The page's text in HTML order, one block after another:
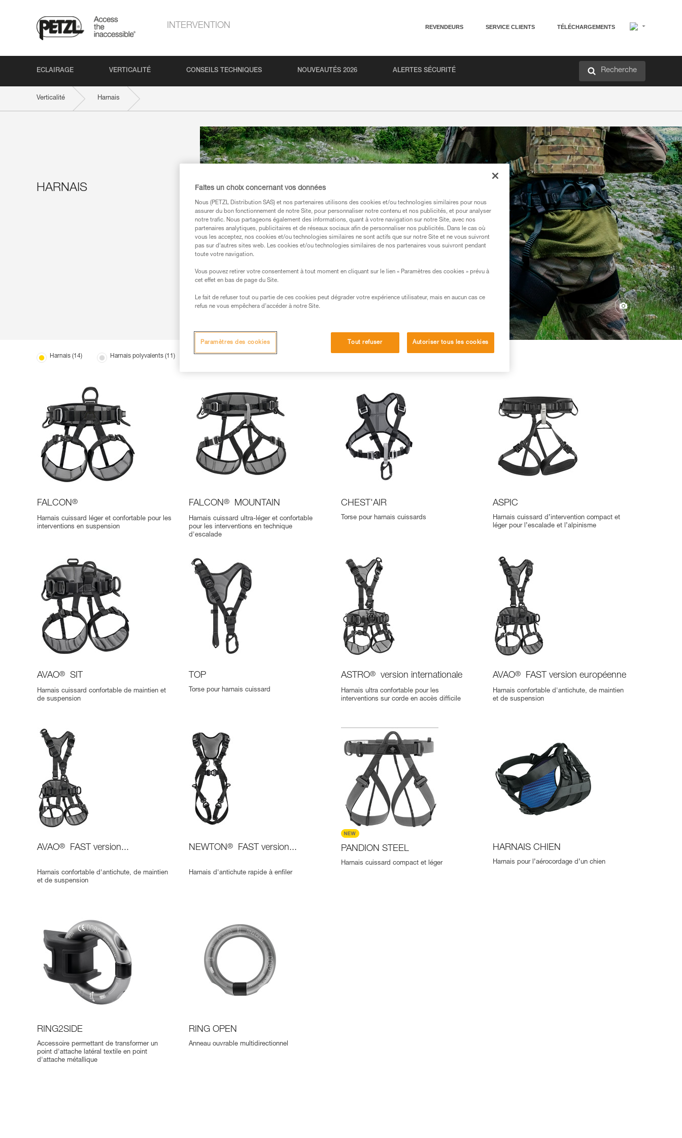
INTERVENTION REVENDEURS SERVICE CLIENTS TÉLÉCHARGEMENTS
ECLAIRAGE VERTICALITÉ CONSEILS TECHNIQUES NOUVEAUTÉS 2026 ALERTES SÉCURITÉ Recherche
Verticalité Harnais
HARNAIS
Harnais (14) Harnais polyvalents (11) Harnais pour chien (1)
FALCON®
Harnais cuissard léger et confortable pour les
interventions en suspension
FALCON® MOUNTAIN
Harnais cuissard ultra-léger et confortable
pour les interventions en technique
d'escalade
CHEST'AIR
Torse pour harnais cuissards
ASPIC
Harnais cuissard d’intervention compact et
léger pour l’escalade et l’alpinisme
AVAO® SIT
Harnais cuissard confortable de maintien et
de suspension
TOP
Torse pour harnais cuissard
ASTRO® version internationale
Harnais ultra confortable pour les
interventions sur corde en accès difficile
AVAO® FAST version européenne
Harnais confortable d'antichute, de maintien
et de suspension
AVAO® FAST version...
Harnais confortable d'antichute, de maintien
et de suspension
NEWTON® FAST version...
Harnais d'antichute rapide à enfiler
PANDION STEEL
Harnais cuissard compact et léger
HARNAIS CHIEN
Harnais pour l’aérocordage d’un chien
RING2SIDE
Accessoire permettant de transformer un
point d'attache latéral textile en point
d'attache métallique
RING OPEN
Anneau ouvrable multidirectionnel
Faites un choix concernant vos données
Nous (PETZL Distribution SAS) et nos partenaires utilisons des cookies et/ou technologies similaires pour nous
assurer du bon fonctionnement de notre Site, pour personnaliser notre contenu et nos publicités, et pour analyser
notre trafic. Nous partageons également des informations, quant à votre navigation sur notre Site, avec nos
partenaires analytiques, publicitaires et de réseaux sociaux afin de personnaliser nos publicités. Dans le cas où
vous les acceptez, nos cookies et/ou technologies similaires ne sont actifs que sur notre Site et ne vous suivront
pas sur d’autres sites web. Les cookies et/ou technologies similaires de nos partenaires vous suivront pendant
toute votre navigation.
Vous pouvez retirer votre consentement à tout moment en cliquant sur le lien « Paramètres des cookies » prévu à
cet effet en bas de page du Site.
Le fait de refuser tout ou partie de ces cookies peut dégrader votre expérience utilisateur, mais en aucun cas ce
refus ne vous empêchera d’accéder à notre Site.
Tout refuser Autoriser tous les cookies
Paramètres des cookies